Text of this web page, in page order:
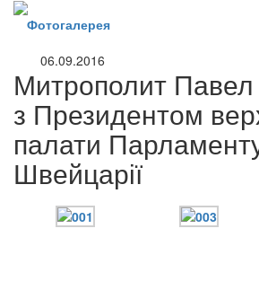
Фотогалерея
06.09.2016
Митрополит Павел
з Президентом
палати
Швейцарії